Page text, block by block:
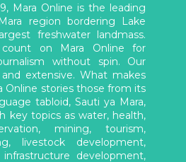
Mara Online is the leading
region bordering Lake
freshwater landmass.
on Mara Online for
without spin. Our
extensive. What makes
Online stories those from its
tabloid, Sauti ya Mara,
key topics as water, health,
mining, tourism,
livestock development,
development,